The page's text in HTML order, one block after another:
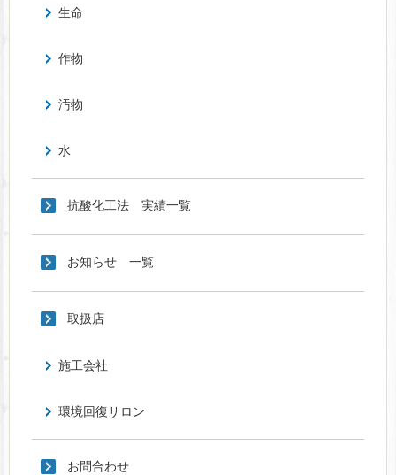
生命
作物
汚物
水
抗酸化工法 実績一覧
お知らせ 一覧
取扱店
施工会社
環境回復サロン
お問合わせ